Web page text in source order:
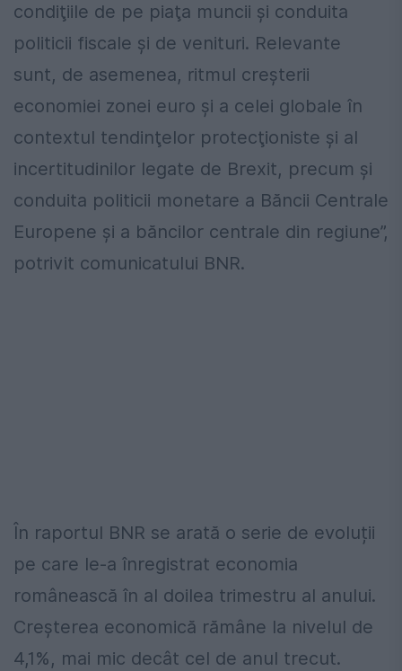
condiţiile de pe piaţa muncii şi conduita
politicii fiscale şi de venituri. Relevante
sunt, de asemenea, ritmul creşterii
economiei zonei euro şi a celei globale în
contextul tendinţelor protecţioniste şi al
incertitudinilor legate de Brexit, precum şi
conduita politicii monetare a Băncii Centrale
Europene şi a băncilor centrale din regiune”,
potrivit comunicatului BNR.
În raportul BNR se arată o serie de evoluții
pe care le-a înregistrat economia
românească în al doilea trimestru al anului.
Creșterea economică rămâne la nivelul de
4,1%, mai mic decât cel de anul trecut.